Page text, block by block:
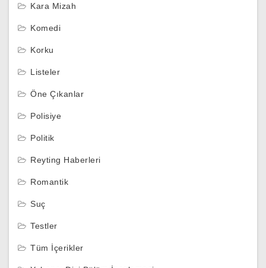
Kara Mizah
Komedi
Korku
Listeler
Öne Çıkanlar
Polisiye
Politik
Reyting Haberleri
Romantik
Suç
Testler
Tüm İçerikler